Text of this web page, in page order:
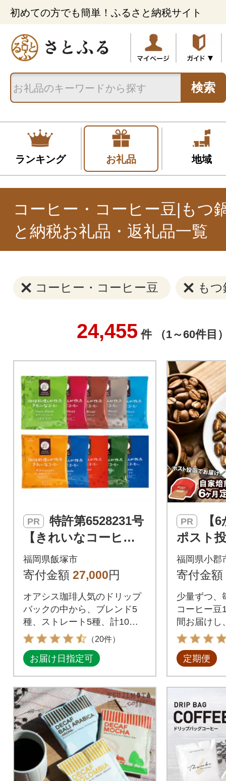
初めての方でも簡単！ふるさと納税サイト
検索
ランキング お礼品 地域
コーヒー・コーヒー豆|もつ
と納税お礼品・返礼品一覧
コーヒー・コーヒー豆 もつ
24,455件 （1～60件目
PR
【きれいなコーヒ
ー】ドリップバッグ1
0種セット(合計150袋)
福岡県飯塚市
寄付金額 27,000円
オアシス珈琲人気のドリップ
バックの中から、ブレンド5
種、ストレート5種、計10種
をセットにしました。
（20件）
お届け日指定可
PR
ポスト
コーヒ
全12種
福岡県小郡
寄付金額
少量ずつ、
コーヒー豆
間お届けし
める自家焙
す。
定期便